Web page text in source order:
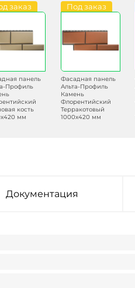
заказ
панель
Профиль
кость
мм
Под заказ
Фасадная панель
Альта-Профиль
Камень
Флорентийский
Терракотовый
1000х420 мм
Документация